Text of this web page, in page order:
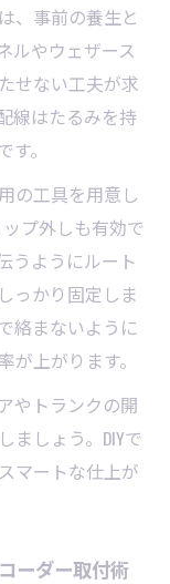
、事前の養生と
ルやウェザース
せない工夫が求
線はたるみを持
。
の工具を用意し
プ外しも有効で
うようにルート
っかり固定しま
絡まないように
上がります。
やトランクの開
ましょう。DIYで
マートな仕上が
ーダー取付術